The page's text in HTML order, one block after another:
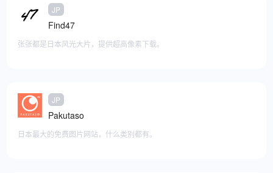
JP
Find47
张张都是日本风光大片，提供超高像素下载。
JP
Pakutaso
日本最大的免费图片网站，什么类别都有。